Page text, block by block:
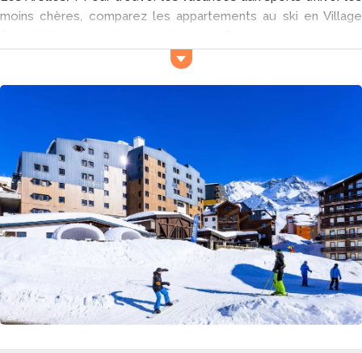
moins chères, comparez les appartements au ski en Village
neige disponibles chez les professionnels, vous comparez et